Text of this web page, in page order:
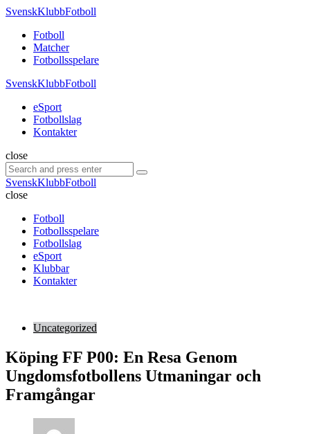
Menu
SvenskKlubbFotboll
Menu
Fotboll
Matcher
Fotbollsspelare
SvenskKlubbFotboll
eSport
Fotbollslag
Kontakter
Search
close
Search
for:
Search
SvenskKlubbFotboll
close
Fotboll
Fotbollsspelare
Fotbollslag
eSport
Klubbar
Kontakter
Uncategorized
Köping FF P00: En Resa Genom
Ungdomsfotbollens Utmaningar och
Framgångar